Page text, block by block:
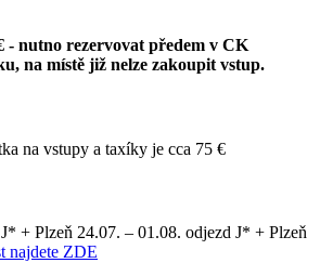
- nutno rezervovat předem v CK
na místě již nelze zakoupit vstup.
na vstupy a taxíky je cca 75 €
+ Plzeň 24.07. – 01.08. odjezd J* + Plzeň
najdete ZDE